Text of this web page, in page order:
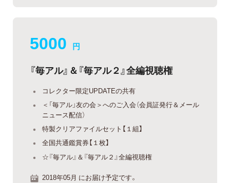
5000 円
『毎アル』＆『毎アル２』全編視聴権
コレクター限定UPDATEの共有
＜「毎アル」友の会＞へのご入会（会員証発行＆メール
ニュース配信）
特製クリアファイルセット【１組】
全国共通鑑賞券【１枚】
☆『毎アル』＆『毎アル２』全編視聴権
2018年05月 にお届け予定です。